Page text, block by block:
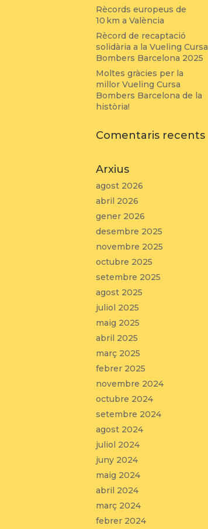
Rècords europeus de
10 km a València
Rècord de recaptació
solidària a la Vueling Cursa
Bombers Barcelona 2025
Moltes gràcies per la
millor Vueling Cursa
Bombers Barcelona de la
història!
Comentaris recents
Arxius
agost 2026
abril 2026
gener 2026
desembre 2025
novembre 2025
octubre 2025
setembre 2025
agost 2025
juliol 2025
maig 2025
abril 2025
març 2025
febrer 2025
novembre 2024
octubre 2024
setembre 2024
agost 2024
juliol 2024
juny 2024
maig 2024
abril 2024
març 2024
febrer 2024